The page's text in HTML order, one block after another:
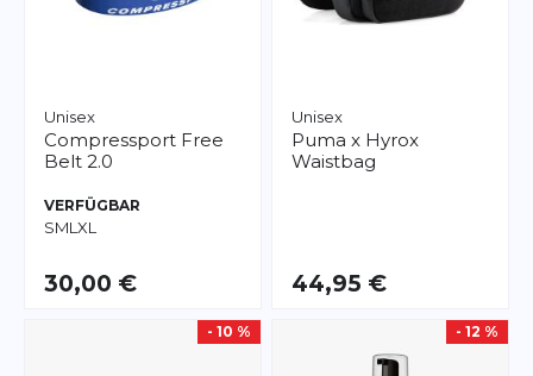
Unisex
Compressport Free
Belt 2.0
VERFÜGBAR
SML XL
30,00 €
Unisex
Puma x Hyrox
Waistbag
44,95 €
- 10 % - 12 %